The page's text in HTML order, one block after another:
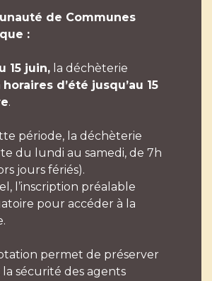
de Communes
:
15 juin, la déchèterie
horaires d’été jusqu’au 15
.
période, la déchèterie
du lundi au samedi, de 7h
jours fériés).
l’inscription préalable
pour accéder à la
permet de préserver
la sécurité des agents